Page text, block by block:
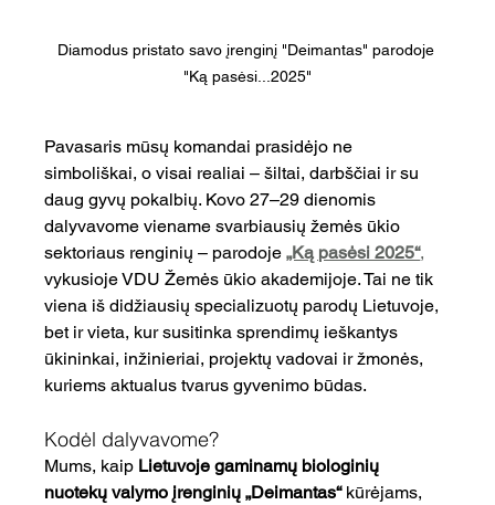
Diamodus pristato savo įrenginį "Deimantas" parodoje
"Ką pasėsi...2025"
Pavasaris mūsų komandai prasidėjo ne
simboliškai, o visai realiai – šiltai, darbščiai ir su
daug gyvų pokalbių. Kovo 27–29 dienomis
dalyvavome viename svarbiausių žemės ūkio
sektoriaus renginių – parodoje „Ką pasėsi 2025“,
vykusioje VDU Žemės ūkio akademijoje. Tai ne tik
viena iš didžiausių specializuotų parodų Lietuvoje,
bet ir vieta, kur susitinka sprendimų ieškantys
ūkininkai, inžinieriai, projektų vadovai ir žmonės,
kuriems aktualus tvarus gyvenimo būdas.
Kodėl dalyvavome?
Mums, kaip Lietuvoje gaminamų biologinių
nuotekų valymo įrenginių „Deimantas“ kūrėjams,